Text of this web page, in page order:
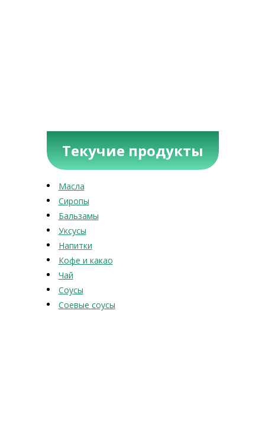
Текучие продукты
Масла
Сиропы
Бальзамы
Уксусы
Напитки
Кофе и какао
Чай
Соусы
Соевые соусы